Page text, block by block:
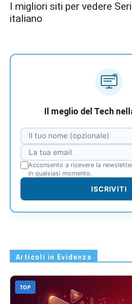
I migliori siti per vedere
italiano
Il meglio del Tech
Acconsento a ricevere la
in qualsiasi momento.
ISCRIVITI
Articoli in Evidenza
TOP